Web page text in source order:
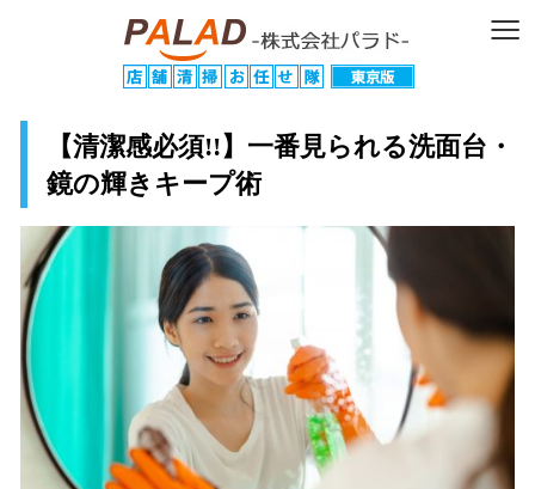
≡
【清潔感必須!!】一番見られる洗面台・
鏡の輝きキープ術